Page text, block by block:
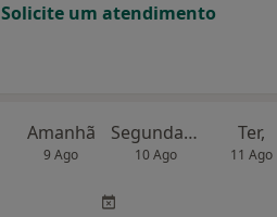
Solicite um atendimento
Amanhã
9 Ago
Segunda-feira
10 Ago
Ter,
11 Ago